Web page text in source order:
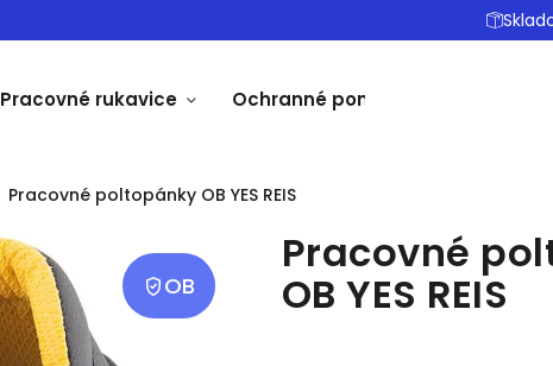
Pracovné rukavice Ochranné pomôcky
Pracovné poltopánky OB YES REIS
OB
Pracovné
OB YES REIS